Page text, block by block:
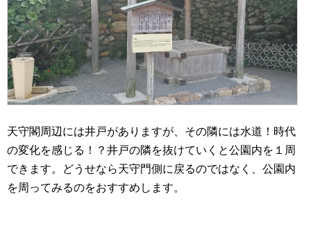
天守閣周辺には井戸がありますが、その隣には水道！時代
の変化を感じる！？井戸の隣を抜けていくと公園内を１周
できます。どうせなら天守門側に戻るのではなく、公園内
を周ってみるのをおすすめします。